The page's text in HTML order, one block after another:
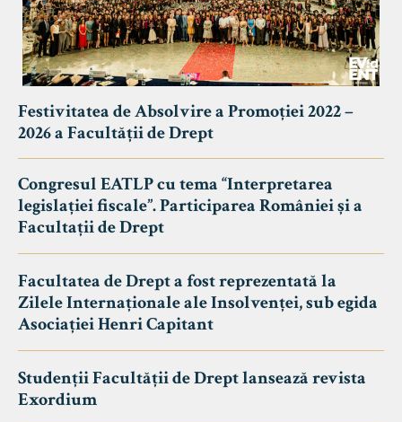
Festivitatea de Absolvire a Promoției 2022 –
2026 a Facultății de Drept
Congresul EATLP cu tema “Interpretarea
legislației fiscale”. Participarea României și a
Facultații de Drept
Facultatea de Drept a fost reprezentată la
Zilele Internaționale ale Insolvenței, sub egida
Asociației Henri Capitant
Studenții Facultății de Drept lansează revista
Exordium